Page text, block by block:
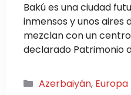
Bakú es una ciudad
inmensos y unos aires
mezclan con un
declarado Patrimonio
Categorías
Azerbaiyán, Europa